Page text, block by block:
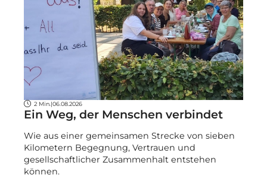
2 Min. |06.08.2026
Ein Weg, der Menschen verbindet
Wie aus einer gemeinsamen Strecke von sieben
Kilometern Begegnung, Vertrauen und
gesellschaftlicher Zusammenhalt entstehen
können.